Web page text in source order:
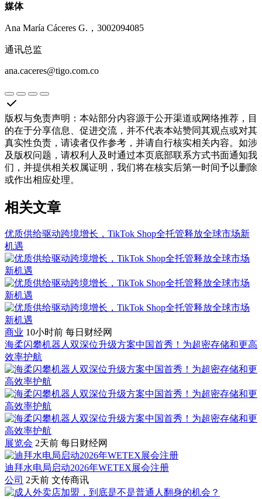
媒体
Ana María Cáceres G.，3002094085
通讯总监
ana.caceres@tigo.com.co
版权与免责声明 ： 本站部分内容源于公开渠道或网络推荐，目
的在于分享信息、促进交流，并不代表本站赞同其观点或对其
真实性负责，请读者仅作参考，并请自行核实相关内容。如涉
及版权问题，请权利人及时通过本页底部联系方式书面通知我
们，并提供相关权属证明，我们将在核实后第一时间予以删除
或作出相应处理。
相关文章
优质供给驱动跨境增长，TikTok Shop全托管释放全球市场新
机遇
商业 10小时前 每日财经网
海柔闪攀机器人双深位升级方案中国首秀！为超密存储和更高
效率护航
展览会 2天前 每日财经网
迪拜水电局启动2026年WETEX展会注册
公司 2天前 文传商讯